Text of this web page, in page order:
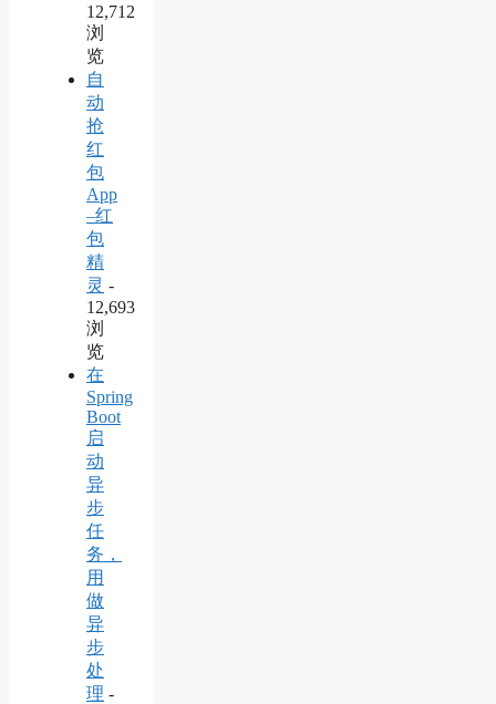
12,712
浏
览
自
动
抢
红
包
App
–红
包
精
灵 -
12,693
浏
览
在
Spring
Boot
启
动
异
步
任
务，
用
做
异
步
处
理 -